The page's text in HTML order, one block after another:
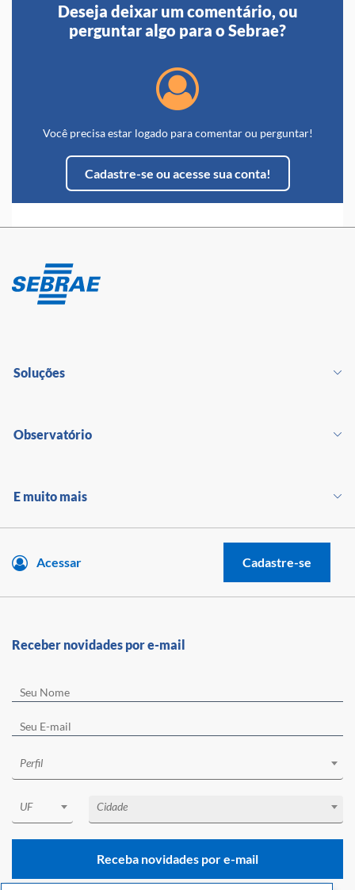
Deseja deixar um comentário, ou
perguntar algo para o Sebrae?
Você precisa estar logado para comentar ou perguntar!
Cadastre-se ou acesse sua conta!
Soluções
Observatório
E muito mais
Acessar Cadastre-se
Receber novidades por e-mail
Perfil
UF Cidade
Receba novidades por e-mail